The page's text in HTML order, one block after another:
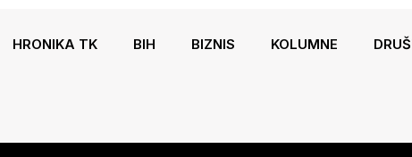
HRONIKA TK BIH BIZNIS KOLUMNE